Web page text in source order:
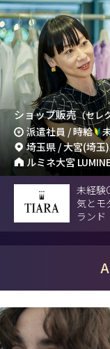
ショップ販売（セレ
派遣社員 / 時給
埼玉県 / 大宮(埼玉
ルミネ大宮
未経験
気とモ
ランド